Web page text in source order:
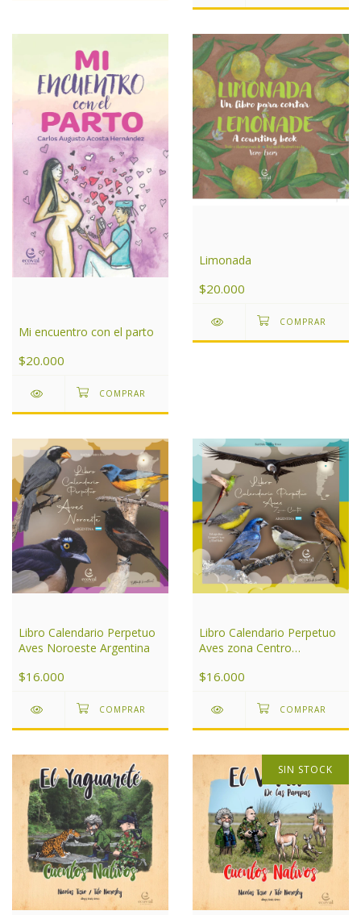
Mi encuentro con el parto
$20.000
Limonada
$20.000
Libro Calendario Perpetuo
Aves Noroeste Argentina
$16.000
Libro Calendario Perpetuo
Aves zona Centro
$16.000
SIN STOCK